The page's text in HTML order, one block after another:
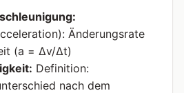
Änderungsrate
(a = Δv/Δt)
Definition:
nach dem